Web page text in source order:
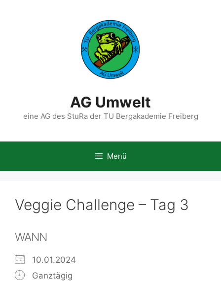
AG Umwelt
eine AG des StuRa der TU Bergakademie Freiberg
Menü
Veggie Challenge – Tag 3
WANN
10.01.2024
Ganztägig